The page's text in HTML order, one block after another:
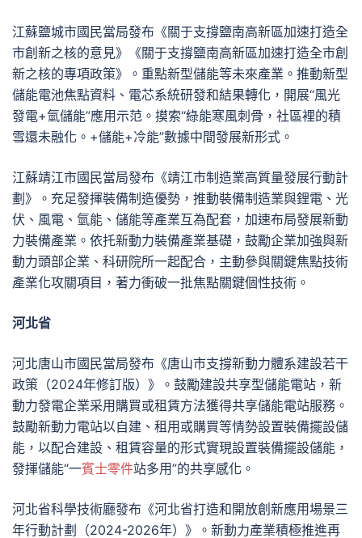
江蘇鹽城市國民當局發布《關于支撐鹽南高新區加速打造全
市創新之核的意見》《關于支撐鹽南高新區加速打造全市創
新之核的專項政策》。重點新型儲能等未來產業。推動新型
儲能電池焦點資料、電芯系統研發和結果轉化，開展“風光
發電+氫儲能”應用示范。摸索“綠能寒風刺骨，社區裡的積
雪還未融化。+儲能+冷能”數據中間發展新形式。
江蘇靖江市國民當局發布《靖江市制造業高質量發展行動計
劃》。充足發揮裝備制造優勢，推動裝備制造業與鋰電、光
伏、風電、氫能、儲能等產業互為配套，加速布局發展新動
力裝備產業。依托新動力裝備產業基礎，鼓勵企業加強與新
動力頭部企業、科研院所一起配合，主動參與關鍵焦點技術
產業化攻關項目，著力衝破一批焦點關鍵個性技術。
河北省
河北唐山市國民當局發布《唐山市支撐新動力體系建設若干
政策（2024年修訂版）》。鼓勵建設共享型儲能電站，新
動力發電企業采用購買或租賃方法獲得共享儲能電站服務。
鼓勵新動力電站以自建、租用或購買等情勢設置裝備擺設儲
能，以配合建設、租賃容量的形式實現設置裝備擺設儲能，
發揮儲能“一賓士零件站多用”的共享感化。
河北省科學技術廳發布《河北省打造和開放創新應用場景三
年行動計劃（2024-2026年）》。新動力產業積極推進再